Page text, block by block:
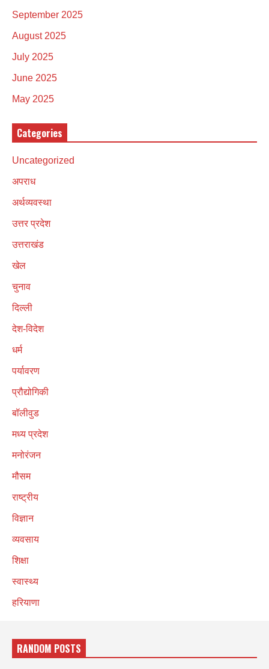
September 2025
August 2025
July 2025
June 2025
May 2025
Categories
Uncategorized
अपराध
अर्थव्यवस्था
उत्तर प्रदेश
उत्तराखंड
खेल
चुनाव
दिल्ली
देश-विदेश
धर्म
पर्यावरण
प्रौद्योगिकी
बॉलीवुड
मध्य प्रदेश
मनोरंजन
मौसम
राष्ट्रीय
विज्ञान
व्यवसाय
शिक्षा
स्वास्थ्य
हरियाणा
RANDOM POSTS